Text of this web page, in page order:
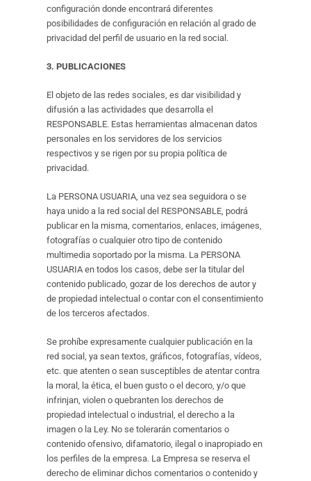
configuración donde encontrará diferentes
posibilidades de configuración en relación al grado de
privacidad del perfil de usuario en la red social.
3. PUBLICACIONES
El objeto de las redes sociales, es dar visibilidad y
difusión a las actividades que desarrolla el
RESPONSABLE. Estas herramientas almacenan datos
personales en los servidores de los servicios
respectivos y se rigen por su propia política de
privacidad.
La PERSONA USUARIA, una vez sea seguidora o se
haya unido a la red social del RESPONSABLE, podrá
publicar en la misma, comentarios, enlaces, imágenes,
fotografías o cualquier otro tipo de contenido
multimedia soportado por la misma. La PERSONA
USUARIA en todos los casos, debe ser la titular del
contenido publicado, gozar de los derechos de autor y
de propiedad intelectual o contar con el consentimiento
de los terceros afectados.
Se prohíbe expresamente cualquier publicación en la
red social, ya sean textos, gráficos, fotografías, vídeos,
etc. que atenten o sean susceptibles de atentar contra
la moral, la ética, el buen gusto o el decoro, y/o que
infrinjan, violen o quebranten los derechos de
propiedad intelectual o industrial, el derecho a la
imagen o la Ley. No se tolerarán comentarios o
contenido ofensivo, difamatorio, ilegal o inapropiado en
los perfiles de la empresa. La Empresa se reserva el
derecho de eliminar dichos comentarios o contenido y